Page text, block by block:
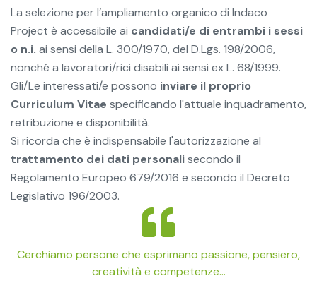
La selezione per l’ampliamento organico di Indaco
Project è accessibile ai candidati/e di entrambi i sessi
o n.i. ai sensi della L. 300/1970, del D.Lgs. 198/2006,
nonché a lavoratori/rici disabili ai sensi ex L. 68/1999.
Gli/Le interessati/e possono inviare il proprio
Curriculum Vitae specificando l'attuale inquadramento,
retribuzione e disponibilità.
Si ricorda che è indispensabile l'autorizzazione al
trattamento dei dati personalisecondo il
Regolamento Europeo 679/2016 e secondo il Decreto
Legislativo 196/2003.
Cerchiamo persone che esprimano passione, pensiero,
creatività e competenze...